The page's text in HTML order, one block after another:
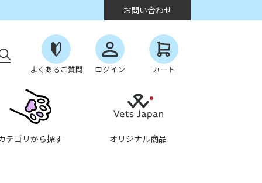
お問い合わせ
よくあるご質問 ログイン カート
テゴリから探す オリジナル商品